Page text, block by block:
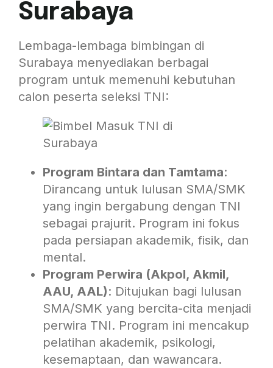
Surabaya
Lembaga-lembaga bimbingan di
Surabaya menyediakan berbagai
program untuk memenuhi kebutuhan
calon peserta seleksi TNI:
Program Bintara dan Tamtama:
Dirancang untuk lulusan SMA/SMK
yang ingin bergabung dengan TNI
sebagai prajurit. Program ini fokus
pada persiapan akademik, fisik, dan
mental.
Program Perwira (Akpol, Akmil,
AAU, AAL): Ditujukan bagi lulusan
SMA/SMK yang bercita-cita menjadi
perwira TNI. Program ini mencakup
pelatihan akademik, psikologi,
kesemaptaan, dan wawancara.